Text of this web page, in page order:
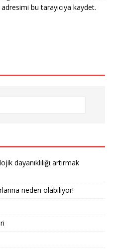
bu tarayıcıya kaydet.
dayanıklılığı artırmak
neden olabiliyor!